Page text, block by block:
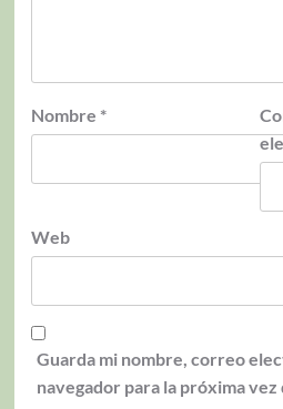
Nombre *
Web
Guarda mi nombre, correo
navegador para la próxima vez